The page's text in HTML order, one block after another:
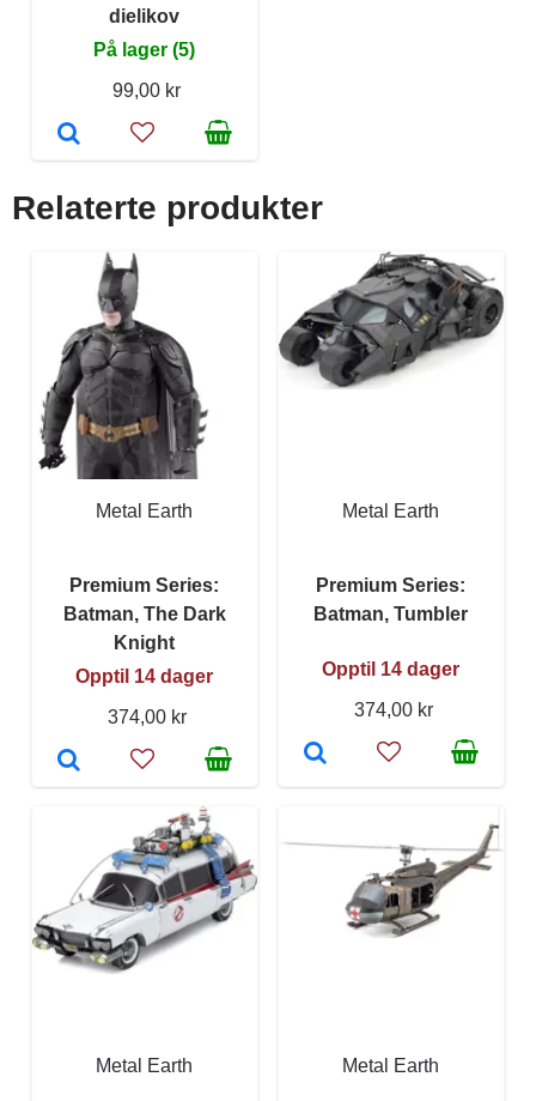
dielikov
På lager (5)
99,00 kr
Relaterte produkter
Metal Earth
Premium Series:
Batman, The Dark
Knight
Opptil 14 dager
374,00 kr
Metal Earth
Premium Series:
Batman, Tumbler
Opptil 14 dager
374,00 kr
Metal Earth Metal Earth